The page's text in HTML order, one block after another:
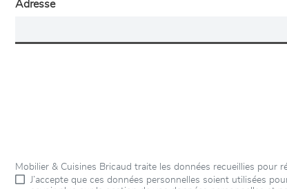
Adresse
Mobilier & Cuisines Bricaud traite les données recueillies
J’accepte que ces données personnelles soient utilisées